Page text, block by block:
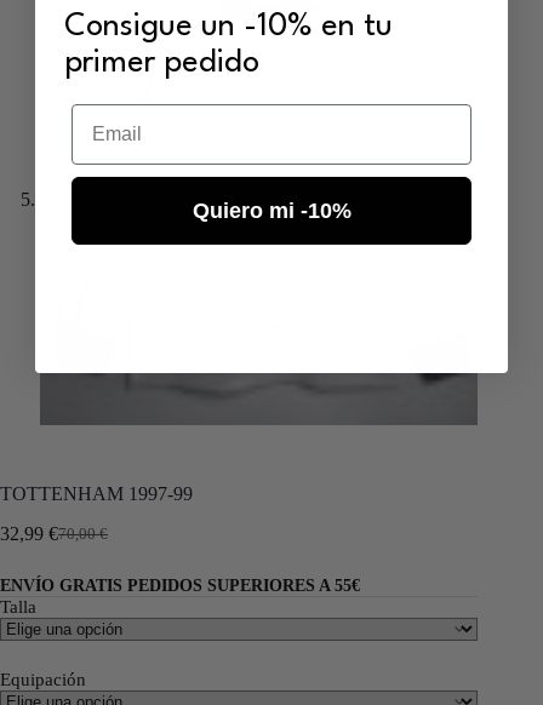
TOTTENHAM 1997-99
70,00€
32,99 €
ENVÍO GRATIS PEDIDOS SUPERIORES A 55€
Talla
Equipación
Consigue un -10% en tu
primer pedido
Email
Quiero mi -10%